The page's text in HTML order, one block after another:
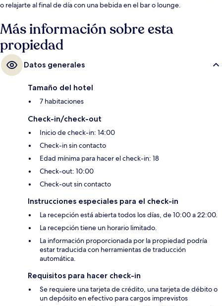
o relajarte al final de día con una bebida en el bar o lounge.
Más información sobre esta
propiedad
Datos generales
Tamaño del hotel
7 habitaciones
Check-in/check-out
Inicio de check-in: 14:00
Check-in sin contacto
Edad mínima para hacer el check-in: 18
Check-out: 10:00
Check-out sin contacto
Instrucciones especiales para el check-in
La recepción está abierta todos los días, de 10:00 a 22:00.
La recepción tiene un horario limitado.
La información proporcionada por la propiedad podría
estar traducida con herramientas de traducción
automática.
Requisitos para hacer check-in
Se requiere una tarjeta de crédito, una tarjeta de débito o
un depósito en efectivo para cargos imprevistos